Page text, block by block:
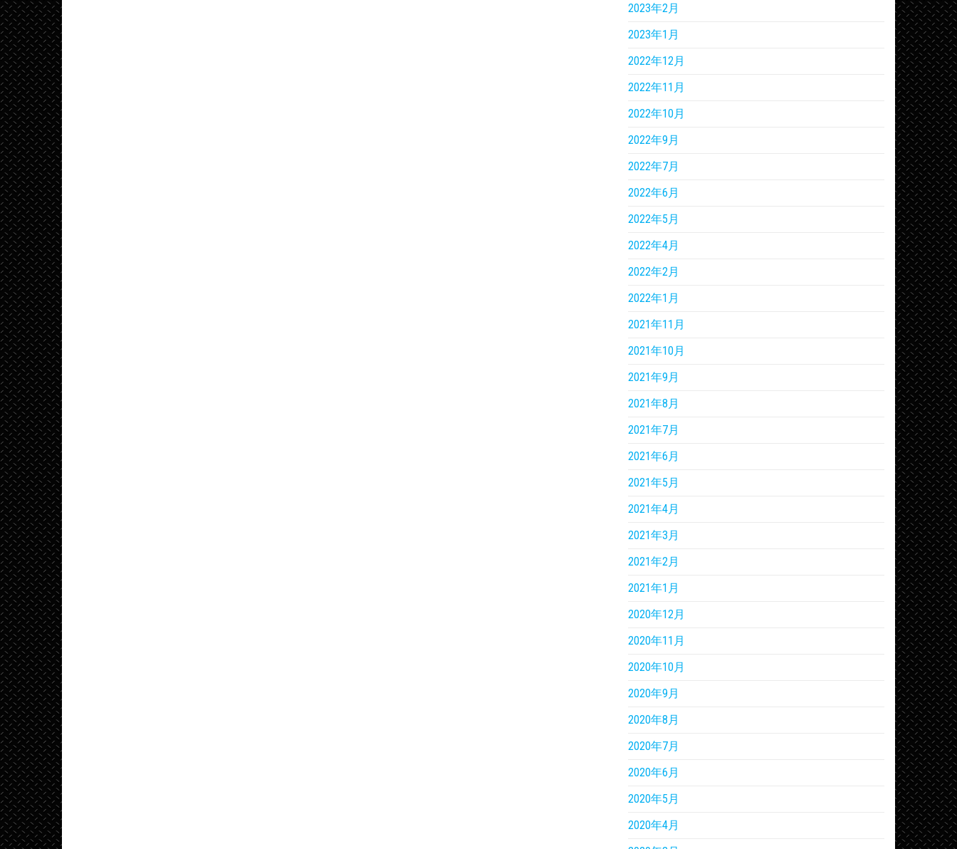
2023年2月
2023年1月
2022年12月
2022年11月
2022年10月
2022年9月
2022年7月
2022年6月
2022年5月
2022年4月
2022年2月
2022年1月
2021年11月
2021年10月
2021年9月
2021年8月
2021年7月
2021年6月
2021年5月
2021年4月
2021年3月
2021年2月
2021年1月
2020年12月
2020年11月
2020年10月
2020年9月
2020年8月
2020年7月
2020年6月
2020年5月
2020年4月